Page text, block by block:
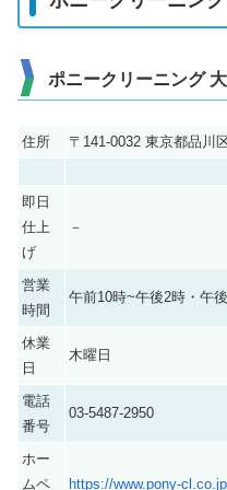
ポニークリーニング
住所 〒141-0032 東京都品川
即日
仕上
げ
－
営業
時間
午前10時~午後2時・午
休業
日
木曜日
電話
番号
03-5487-2950
ホー
ムペ
https://www.pony-